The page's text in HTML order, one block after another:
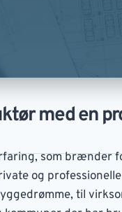
med en
som brænder
og
til